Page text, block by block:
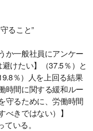
ること”
か一般社員にアンケー
けたい】（37.5％）と
％）人を上回る結果
時間に関する緩和ルー
守るために、労働時間
きではない）】
いる。